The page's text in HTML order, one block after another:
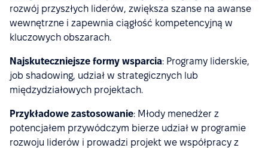
rozwój przyszłych liderów, zwiększa szanse na awanse
wewnętrzne i zapewnia ciągłość kompetencyjną w
kluczowych obszarach.
Najskuteczniejsze formy wsparcia: Programy liderskie,
job shadowing, udział w strategicznych lub
międzydziałowych projektach.
Przykładowe zastosowanie: Młody menedżer z
potencjałem przywódczym bierze udział w programie
rozwoju liderów i prowadzi projekt we współpracy z